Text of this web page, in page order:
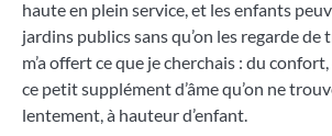
haute en plein service, et les enfants
jardins publics sans qu’on les regarde de
m’a offert ce que je cherchais : du
ce petit supplément d’âme qu’on ne
lentement, à hauteur d’enfant.